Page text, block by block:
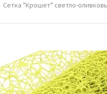
Сетка "Крошет" светло-